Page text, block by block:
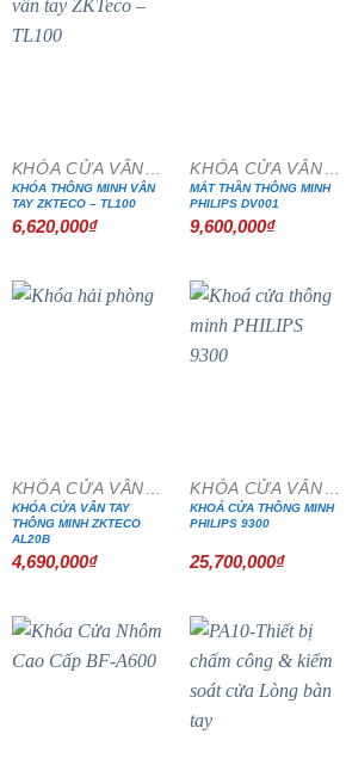
KHÓA THÔNG MINH VÂN
TAY ZKTECO – TL100
6,620,000₫
MẮT THẦN THÔNG MINH
PHILIPS DV001
9,600,000₫
KHÓA CỬA VÂN TAY
THÔNG MINH ZKTECO
AL20B
4,690,000₫
KHOÁ CỬA THÔNG MINH
PHILIPS 9300
25,700,000₫